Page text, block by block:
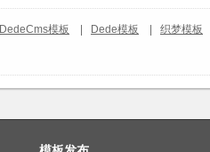
DedeCms模板 Dede模板 织梦模板